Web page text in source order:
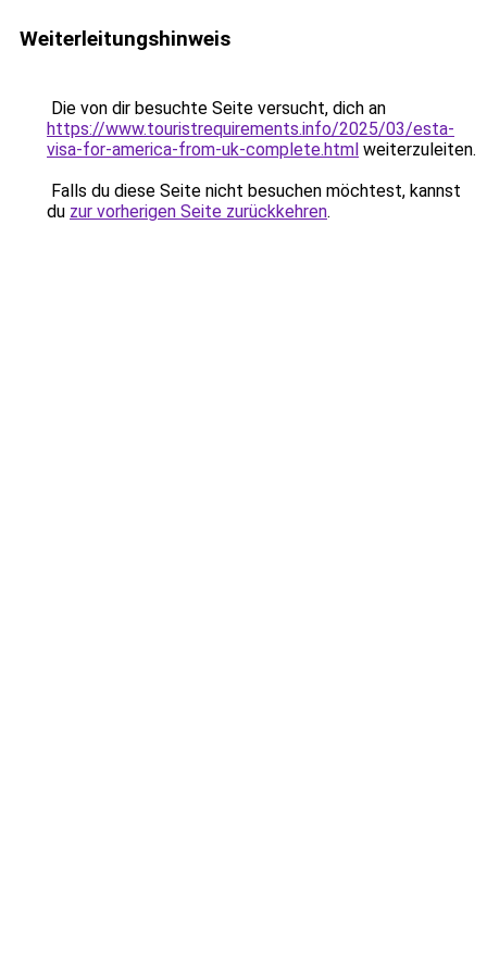
Weiterleitungshinweis
Die von dir besuchte Seite versucht, dich an
https://www.touristrequirements.info/2025/03/esta-
visa-for-america-from-uk-complete.html weiterzuleiten.
Falls du diese Seite nicht besuchen möchtest, kannst
du zur vorherigen Seite zurückkehren.